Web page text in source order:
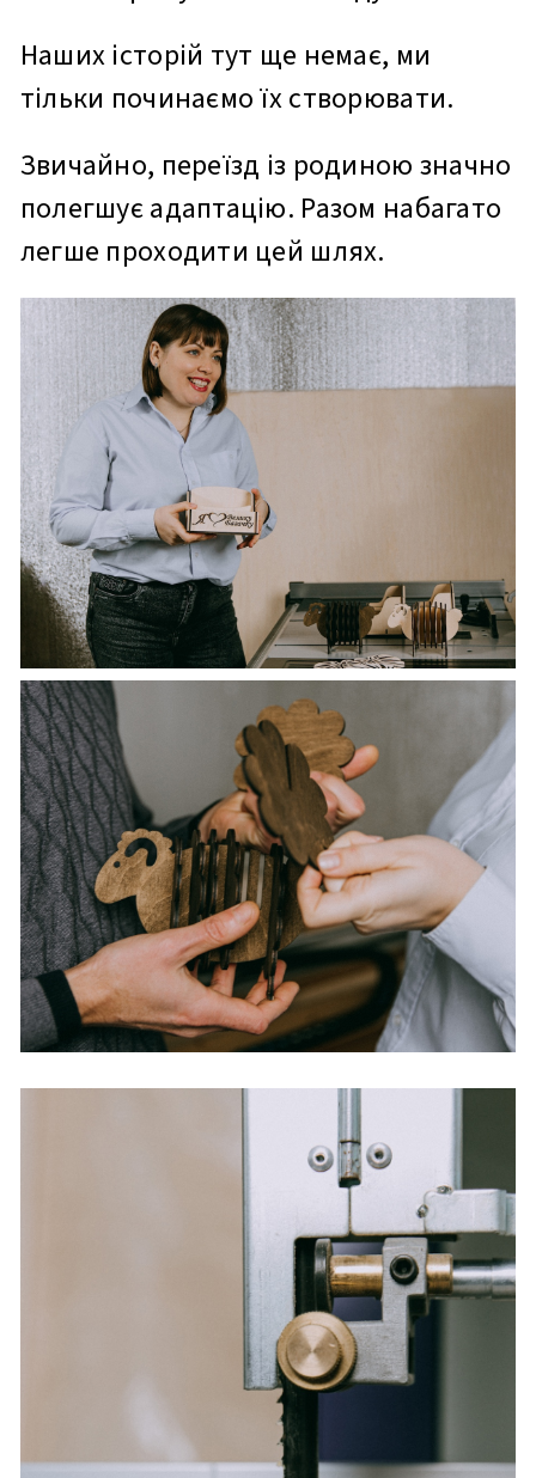
Наших історій тут ще немає, ми
тільки починаємо їх створювати.
Звичайно, переїзд із родиною значно
полегшує адаптацію. Разом набагато
легше проходити цей шлях.